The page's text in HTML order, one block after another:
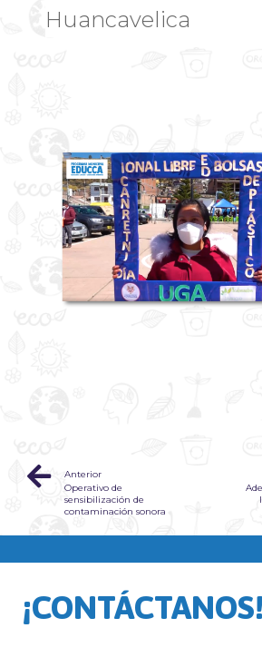
Huancavelica
Anterior
Operativo de
sensibilización de
contaminación sonora
¡CONTÁCTANOS!